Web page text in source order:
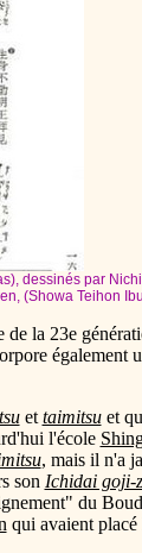
dessinés par
(Showa Teihon
la 23e
également
et taimitsuet
l'école
, mais il n'a
son Ichidai goji-
du
qui avaient placé